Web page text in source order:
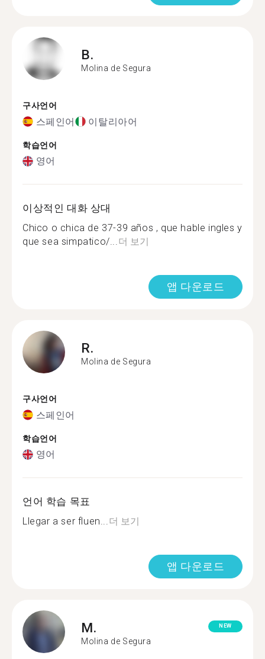
B.
Molina de Segura
구사언어
스페인어 이탈리아어
학습언어
영어
이상적인 대화 상대
Chico o chica de 37-39 años , que hable ingles y
que sea simpatico/...더 보기
앱 다운로드
R.
Molina de Segura
구사언어
스페인어
학습언어
영어
언어 학습 목표
Llegar a ser fluen...더 보기
앱 다운로드
M.
Molina de Segura
NEW